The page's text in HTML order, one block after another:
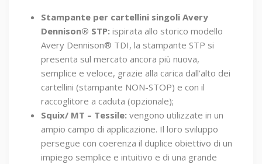
Stampante per cartellini singoli Avery
Dennison® STP: ispirata allo storico modello
Avery Dennison® TDI, la stampante STP si
presenta sul mercato ancora più nuova,
semplice e veloce, grazie alla carica dall’alto dei
cartellini (stampante NON-STOP) e con il
raccoglitore a caduta (opzionale);
Squix/ MT – Tessile: vengono utilizzate in un
ampio campo di applicazione. Il loro sviluppo
persegue con coerenza il duplice obiettivo di un
impiego semplice e intuitivo e di una grande